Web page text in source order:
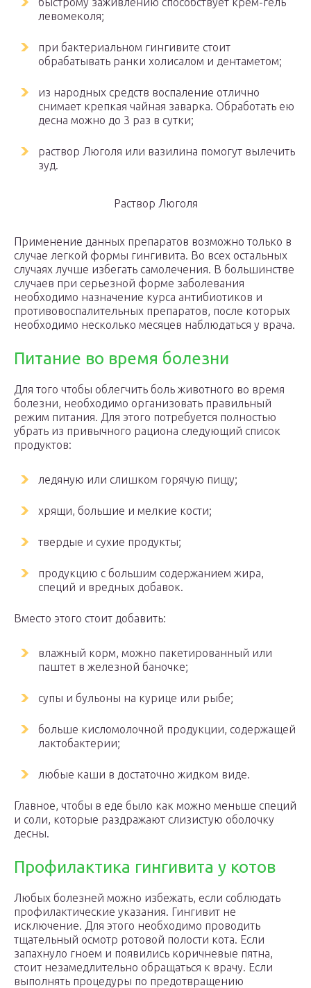
левомеколя;
при бактериальном гингивите стоит
обрабатывать ранки холисалом и дентаметом;
из народных средств воспаление отлично
снимает крепкая чайная заварка. Обработать ею
десна можно до 3 раз в сутки;
раствор Люголя или вазилина помогут вылечить
зуд.
Раствор Люголя
Применение данных препаратов возможно только в
случае легкой формы гингивита. Во всех остальных
случаях лучше избегать самолечения. В большинстве
случаев при серьезной форме заболевания
необходимо назначение курса антибиотиков и
противовоспалительных препаратов, после которых
необходимо несколько месяцев наблюдаться у врача.
Питание во время болезни
Для того чтобы облегчить боль животного во время
болезни, необходимо организовать правильный
режим питания. Для этого потребуется полностью
убрать из привычного рациона следующий список
продуктов:
ледяную или слишком горячую пищу;
хрящи, большие и мелкие кости;
твердые и сухие продукты;
продукцию с большим содержанием жира,
специй и вредных добавок.
Вместо этого стоит добавить:
влажный корм, можно пакетированный или
паштет в железной баночке;
супы и бульоны на курице или рыбе;
больше кисломолочной продукции, содержащей
лактобактерии;
любые каши в достаточно жидком виде.
Главное, чтобы в еде было как можно меньше специй
и соли, которые раздражают слизистую оболочку
десны.
Профилактика гингивита у котов
Любых болезней можно избежать, если соблюдать
профилактические указания. Гингивит не
исключение. Для этого необходимо проводить
тщательный осмотр ротовой полости кота. Если
запахнуло гноем и появились коричневые пятна,
стоит незамедлительно обращаться к врачу. Если
выполнять процедуры по предотвращению